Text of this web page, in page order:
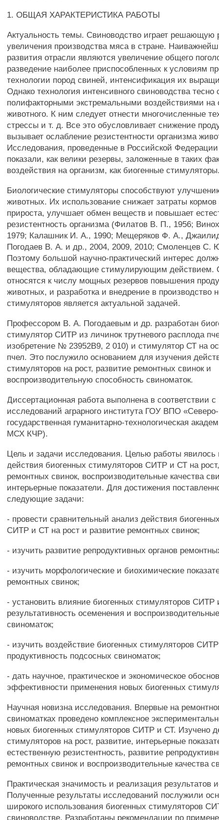
1. ОБЩАЯ ХАРАКТЕРИСТИКА РАБОТЫ
Актуальность темы. Свиноводство играет решающую
увеличения производства мяса в стране.
развития отрасли являются увеличение общего
разведение наиболее приспособленных к условиям
технологии пород свиней, интенсификация их
Однако технология интенсивного свиноводства тесно
полифакторными экстремальными воздействиями на
животного. К ним следует отнести многочисленные
стрессы и т. д. Все это обусловливает снижение
вызывает ослабление резистентности организма
Исследования, проведенные в Российской
показали, как велики резервы, заложенные в таких
воздействия на организм, как биогенные
Биологические стимуляторы способствуют
животных. Их использование снижает затраты
прироста, улучшает обмен веществ и повышает
резистентность организма (Филатов В. П., 1956;
1979; Калашник И. А., 1990; Мещеряков Ф. А.,
Погодаев В. А. и др., 2004, 2009, 2010; Смоленцев С.
Поэтому большой научно-практический интерес
вещества, обладающие стимулирующим действием.
относятся к числу мощных резервов повышения
животных, и разработка и внедрение в производство
стимуляторов является актуальной задачей.
Профессором В. А. Погодаевым и др. разработан
стимулятор СИТР из личинок трутневого расплода
изобретение № 23952В9, 2 010) и стимулятор СТ на
пчел. Это послужило основанием для изучения
стимуляторов на рост, развитие ремонтных свинок и
воспроизводительную способность свиноматок.
Диссертационная работа выполнена в соответствии
исследований аграрного института ГОУ ВПО «Северо-
государственная гуманитарно-технологическая
МСХ КЧР).
Цель и задачи исследования. Целью работы явилось
действия биогенных стимуляторов СИТР и СТ на
ремонтных свинок, воспроизводительные качества
интерьерные показатели. Для достижения
следующие задачи:
- провести сравнительный анализ действия
СИТР и СТ на рост и развитие ремонтных свинок;
- изучить развитие репродуктивных органов
- изучить морфологические и биохимические
ремонтных свинок;
- установить влияние биогенных стимуляторов СИТР
результативность осеменения и
свиноматок;
- изучить воздействие биогенных стимуляторов
продуктивность подсосных свиноматок;
- дать научное, практическое и экономическое
эффективности применения новых биогенных
Научная новизна исследования. Впервые на
свиноматках проведено комплексное
новых биогенных стимуляторов СИТР и СТ. Изучено
стимуляторов на рост, развитие, интерьерные
естественную резистентность, развитие
ремонтных свинок и воспроизводительные качества
Практическая значимость и реализация результатов
Полученные результаты исследований послужили
широкого использования биогенных стимуляторов
свиноводстве. Разработаны рекомендации по